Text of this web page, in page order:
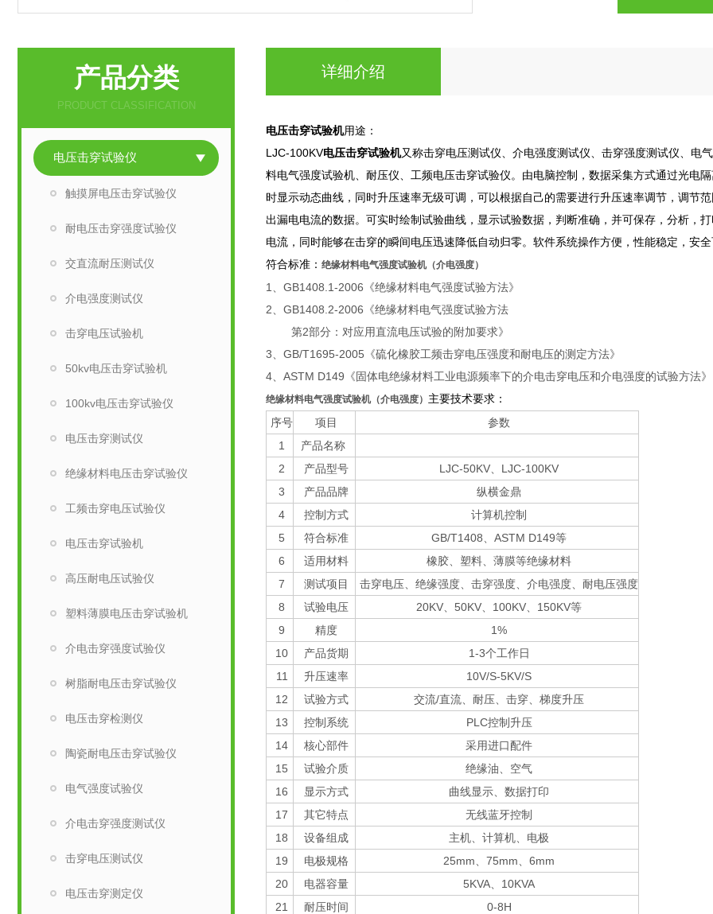
产品分类
PRODUCT CLASSIFICATION
电压击穿试验仪
触摸屏电压击穿试验仪
耐电压击穿强度试验仪
交直流耐压测试仪
介电强度测试仪
击穿电压试验机
50kv电压击穿试验机
100kv电压击穿试验仪
电压击穿测试仪
绝缘材料电压击穿试验仪
工频击穿电压试验仪
电压击穿试验机
高压耐电压试验仪
塑料薄膜电压击穿试验机
介电击穿强度试验仪
树脂耐电压击穿试验仪
电压击穿检测仪
陶瓷耐电压击穿试验仪
电气强度试验仪
介电击穿强度测试仪
击穿电压测试仪
电压击穿测定仪
详细介绍
电压击穿试验机用途：
LJC-100KV电压击穿试验机又称击穿电压测试仪、介电强度测试仪、击穿强度测试仪、电
料电气强度试验机、耐压仪、工频电压击穿试验仪。由电脑控制，数据采集方式通过光电
时显示动态曲线，同时升压速率无级可调，可以根据自己的需要进行升压速率调节，调节
出漏电电流的数据。可实时绘制试验曲线，显示试验数据，判断准确，并可保存，分析，
电流，同时能够在击穿的瞬间电压迅速降低自动归零。软件系统操作方便，性能稳定，安
符合标准： 绝缘材料电气强度试验机（介电强度）
1、GB1408.1-2006《绝缘材料电气强度试验方法》
2、GB1408.2-2006《绝缘材料电气强度试验方法
第2部分：对应用直流电压试验的附加要求》
3、GB/T1695-2005《硫化橡胶工频击穿电压强度和耐电压的测定方法》
4、ASTM D149《固体电绝缘材料工业电源频率下的介电击穿电压和介电强度的试验方法》
绝缘材料电气强度试验机（介电强度） 主要技术要求：
序号
项目
参数
1
产品名称
2
产品型号
LJC-50KV、LJC-100KV
3
产品品牌
纵横金鼎
4
控制方式
计算机控制
5
符合标准
GB/T1408、ASTM D149等
6
适用材料
橡胶、塑料、薄膜等绝缘材料
7
测试项目
击穿电压、绝缘强度、击穿强度、介电强度、耐电压强度
8
试验电压
20KV、50KV、100KV、150KV等
9
精度
1%
10
产品货期
1-3个工作日
11
升压速率
10V/S-5KV/S
12
试验方式
交流/直流、耐压、击穿、梯度升压
13
控制系统
PLC控制升压
14
核心部件
采用进口配件
15
试验介质
绝缘油、空气
16
显示方式
曲线显示、数据打印
17
其它特点
无线蓝牙控制
18
设备组成
主机、计算机、电极
19
电极规格
25mm、75mm、6mm
20
电器容量
5KVA、10KVA
21
耐压时间
0-8H